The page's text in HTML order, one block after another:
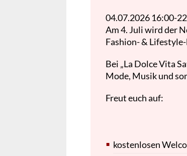
04.07.2026 16:00-
Am 4. Juli wird der
Fashion- &
Bei „La Dolce Vita
Mode, Musik und
Freut euch auf:
kostenlosen